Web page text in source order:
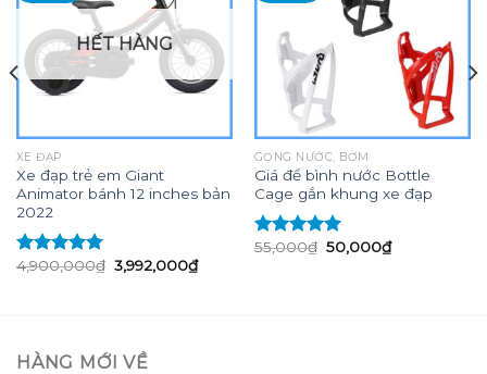
wishlist
HẾT HÀNG
XE ĐẠP
Xe đạp trẻ em Giant
Animator bánh 12 inches bản
2022
Được xếp
4,900,000₫ Giá
gốc
3,992,000₫Giá
hiện
GỌNG NƯỚC, BƠM
Giá để bình nước Bottle
Cage gắn khung xe đạp
Được xếp
55,000₫ Giá
gốc
50,000₫Giá
hiện
HÀNG MỚI VỀ